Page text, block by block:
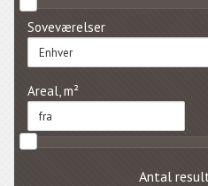
Soveværelser
Enhver
Areal, m²
Antal